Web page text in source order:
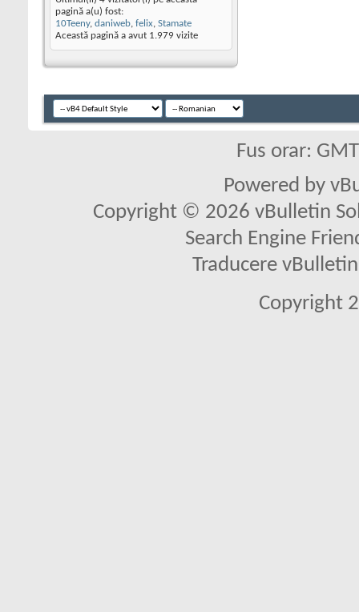
pagină a(u) fost:
10Teeny, daniweb, felix, Stamate
Această pagină a avut 1.979 vizite
Fus orar:
Powered by
Copyright © 2026 vBulletin
Search Engine
Traducere
Copyright